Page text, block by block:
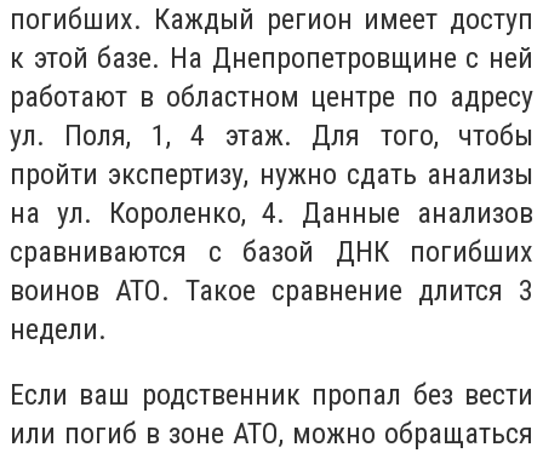
погибших. Каждый регион имеет доступ
к этой базе. На Днепропетровщине с ней
работают в областном центре по адресу
ул. Поля, 1, 4 этаж. Для того, чтобы
пройти экспертизу, нужно сдать анализы
на ул. Короленко, 4. Данные анализов
сравниваются с базой ДНК погибших
воинов АТО. Такое сравнение длится 3
недели.
Если ваш родственник пропал без вести
или погиб в зоне АТО, можно обращаться